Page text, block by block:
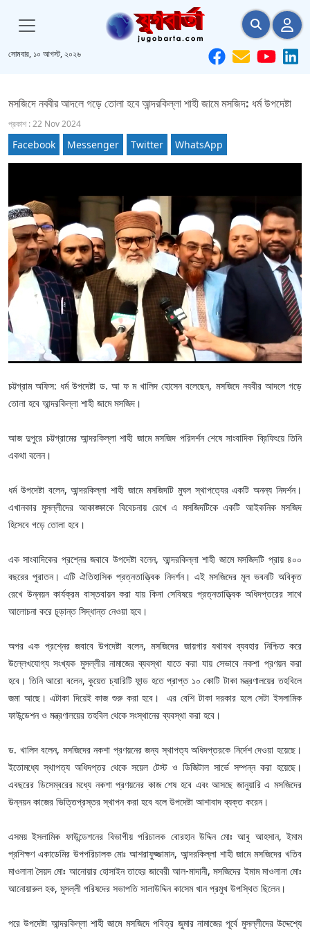
সোমবার, ১০ আগস্ট, ২০২৬
মসজিদে নববীর আদলে গড়ে তোলা হবে আন্দরকিল্লা শাহী জামে মসজিদ: ধর্ম উপদেষ্টা
প্রকাশ : 22 Nov 2024
Facebook Messenger Twitter WhatsApp
চট্টগ্রাম অফিস: ধর্ম উপদেষ্টা ড. আ ফ ম খালিদ হোসেন বলেছেন, মসজিদে নববীর আদলে গড়ে
তোলা হবে আন্দরকিল্লা শাহী জামে মসজিদ।
আজ দুপুরে চট্টগ্রামের আন্দরকিল্লা শাহী জামে মসজিদ পরিদর্শন শেষে সাংবাদিক ব্রিফিংয়ে তিনি
একথা বলেন।
ধর্ম উপদেষ্টা বলেন, আন্দরকিল্লা শাহী জামে মসজিদটি মুঘল স্থাপত্যের একটি অনন্য নিদর্শন।
এখানকার মুসল্লীদের আকাঙ্ক্ষাকে বিবেচনায় রেখে এ মসজিদটিকে একটি আইকনিক মসজিদ
হিসেবে গড়ে তোলা হবে।
এক সাংবাদিকের প্রশ্নের জবাবে উপদেষ্টা বলেন, আন্দরকিল্লা শাহী জামে মসজিদটি প্রায় ৪০০
বছরের পুরাতন। এটি ঐতিহাসিক প্রত্নতাত্ত্বিক নিদর্শন। এই মসজিদের মূল ভবনটি অবিকৃত
রেখে উন্নয়ন কার্যক্রম বাস্তবায়ন করা যায় কিনা সেবিষয়ে প্রত্নতাত্ত্বিক অধিদপ্তরের সাথে
আলোচনা করে চূড়ান্ত সিদ্ধান্ত নেওয়া হবে।
অপর এক প্রশ্নের জবাবে উপদেষ্টা বলেন, মসজিদের জায়গার যথাযথ ব্যবহার নিশ্চিত করে
উল্লেখযোগ্য সংখ্যক মুসল্লীর নামাজের ব্যবস্থা যাতে করা যায় সেভাবে নকশা প্রণয়ন করা
হবে। তিনি আরো বলেন, কুয়েত চ্যারিটি ফান্ড হতে প্রাপ্ত ১০ কোটি টাকা মন্ত্রণালয়ের তহবিলে
জমা আছে। এটাকা দিয়েই কাজ শুরু করা হবে। এর বেশি টাকা দরকার হলে সেটা ইসলামিক
ফাউন্ডেশন ও মন্ত্রণালয়ের তহবিল থেকে সংস্থানের ব্যবস্থা করা হবে।
ড. খালিদ বলেন, মসজিদের নকশা প্রণয়নের জন্য স্থাপত্য অধিদপ্তরকে নির্দেশ দেওয়া হয়েছে।
ইতোমধ্যে স্থাপত্য অধিদপ্তর থেকে সয়েল টেস্ট ও ডিজিটাল সার্ভে সম্পন্ন করা হয়েছে।
এবছরের ডিসেম্বরের মধ্যে নকশা প্রণয়নের কাজ শেষ হবে এবং আসছে জানুয়ারি এ মসজিদের
উন্নয়ন কাজের ভিত্তিপ্রস্তর স্থাপন করা হবে বলে উপদেষ্টা আশাবাদ ব্যক্ত করেন।
এসময় ইসলামিক ফাউন্ডেশনের বিভাগীয় পরিচালক বোরহান উদ্দিন মোঃ আবু আহসান, ইমাম
প্রশিক্ষণ একাডেমির উপপরিচালক মোঃ আশরাফুজ্জামান, আন্দরকিল্লা শাহী জামে মসজিদের খতিব
মাওলানা সৈয়দ মোঃ আনোয়ার হোসাইন তাহের জাবেরী আল-মাদানী, মসজিদের ইমাম মাওলানা মোঃ
আনোয়ারুল হক, মুসল্লী পরিষদের সভাপতি সালাউদ্দিন কাসেম খান প্রমুখ উপস্থিত ছিলেন।
পরে উপদেষ্টা আন্দরকিল্লা শাহী জামে মসজিদে পবিত্র জুমার নামাজের পূর্বে মুসল্লীদের উদ্দেশ্যে